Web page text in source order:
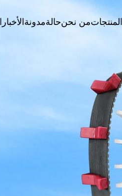
المنتجاتمن نحنحالةمدونة الأخبار